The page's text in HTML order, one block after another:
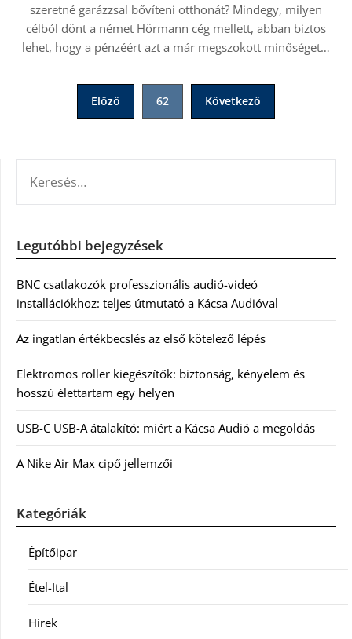
szeretné garázzsal bővíteni otthonát? Mindegy, milyen
célból dönt a német Hörmann cég mellett, abban biztos
lehet, hogy a pénzéért azt a már megszokott minőséget…
BejegyzésekElőző 62 Következő
Legutóbbi bejegyzések
BNC csatlakozók professzionális audió-videó
installációkhoz: teljes útmutató a Kácsa Audióval
Az ingatlan értékbecslés az első kötelező lépés
Elektromos roller kiegészítők: biztonság, kényelem és
hosszú élettartam egy helyen
USB-C USB-A átalakító: miért a Kácsa Audió a megoldás
A Nike Air Max cipő jellemzői
Kategóriák
Építőipar
Étel-Ital
Hírek